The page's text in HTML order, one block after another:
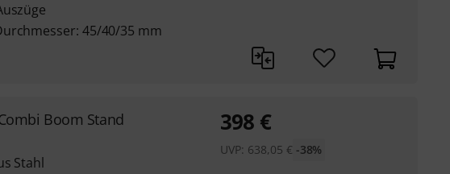
45/40/35 mm
Boom Stand
Stahl
398 €
UVP: 638,05 € -38%